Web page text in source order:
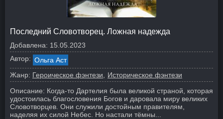
Последний Словотворец. Ложная надежда
Добавлена: 15.05.2023
Автор: Ольга Аст
Жанр: Героическое фэнтези
Историческое фэнтези
Описание: Когда-то Дартелия была великой страной, которая
удостоилась благословения Богов и даровала миру великих
Словотворцев. Они служили достойным правителям,
наделяя их силой Небес. Но настали тёмны...